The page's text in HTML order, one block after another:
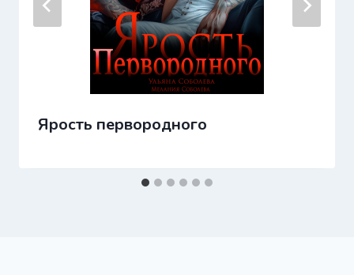
Ярость первородного